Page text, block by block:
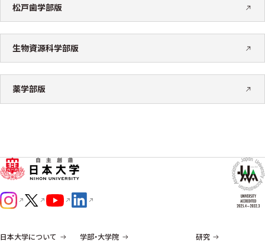
松戸歯学部版
生物資源科学部版
薬学部版
日本大学について 学部・大学院
研究